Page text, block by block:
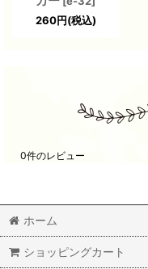
260円(税込)
0件のレビュー
ホーム
ショッピングカート